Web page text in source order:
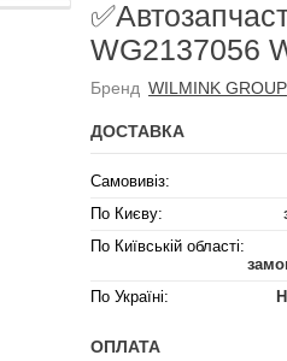
WG2137056
Бренд WILMINK GROUP
ДОСТАВКА
Самовивіз:
По Києву:
По Київській області:
По Україні:
ОПЛАТА